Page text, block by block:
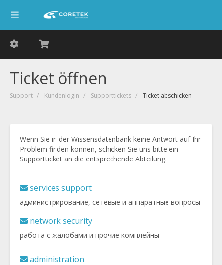
Ticket öffnen
Support Kundenlogin Supporttickets Ticket abschicken
Wenn Sie in der Wissensdatenbank keine Antwort auf Ihr
Problem finden können, schicken Sie uns bitte ein
Supportticket an die entsprechende Abteilung.
services support
администрирование, сетевые и аппаратные вопросы
network security
работа с жалобами и прочие комплейны
administration